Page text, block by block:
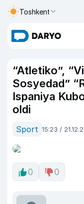
Toshkent
“Atletiko”,
Sosyedad”
Ispaniya
oldi
Sport 15:23 /
0 0